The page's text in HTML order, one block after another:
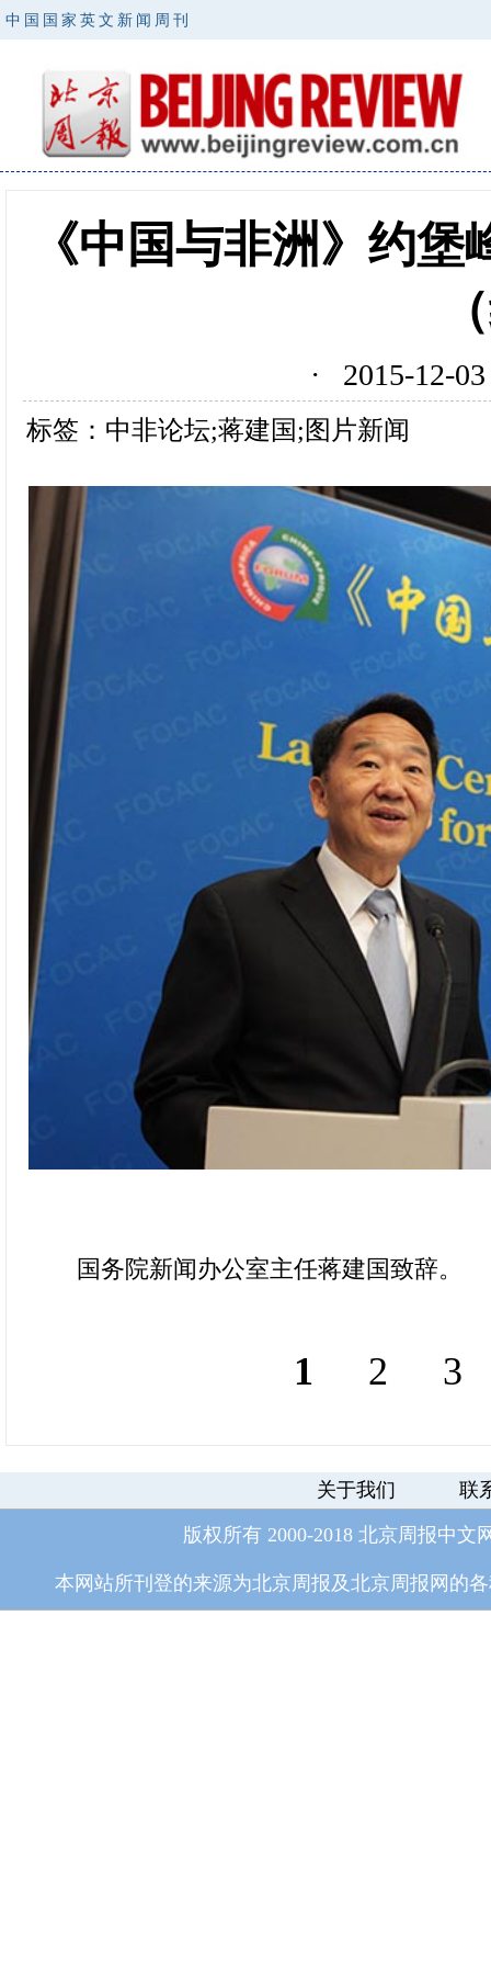
中国国家英文新闻周刊
《中国与非洲》约
· 2015-12-
标签：中非论坛;蒋建国;图片新闻
国务院新闻办公室主任蒋建国致辞。
1 2 3
关于我们 联
版权所有 2000-2018 北京周报中文
本网站所刊登的来源为北京周报及北京周报网的